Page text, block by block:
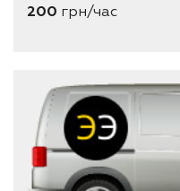
200 грн/час
длина 1.8 метра
ширина 1.4 метра
высота 1.2 метра
минимальный заказ
вместимость 1